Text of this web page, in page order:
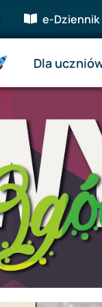
e-Dziennik
Dla